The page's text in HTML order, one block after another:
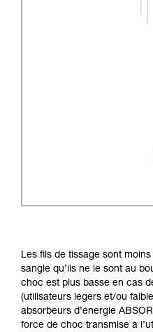
Les fils de tissage sont
sangle qu’ils ne le sont au
choc est plus basse en cas
(utilisateurs légers et/ou
absorbeurs d’énergie
force de choc transmise à